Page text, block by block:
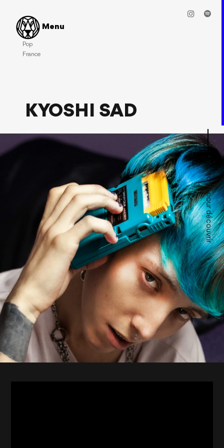
Menu
scroll pour découvrir
Pop
KYOSHI SAD